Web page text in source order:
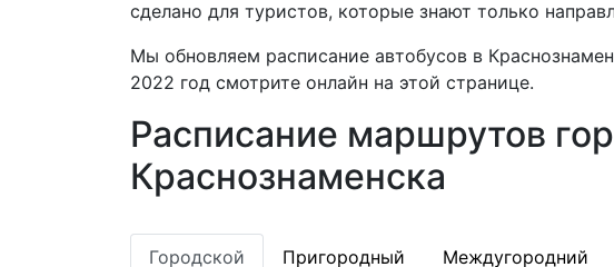
сделано для туристов, которые знают только
Мы обновляем расписание автобусов в
2022 год смотрите онлайн на этой странице.
Расписание маршрутов
Краснознаменска
Городской Пригородный Междугородний